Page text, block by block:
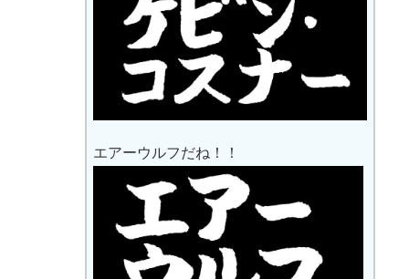
エアーウルフだね！！